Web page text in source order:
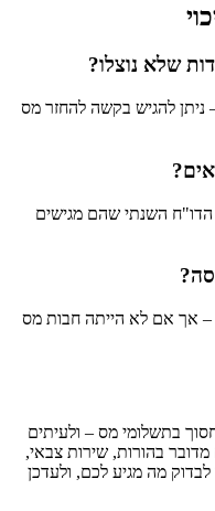
שלא נוצלו?
ניתן להגיש בקשה להחזר מס
השנתי שהם מגישים
– אך אם לא הייתה חבות מס
בתשלומי מס – ולעיתים
בהורות, שירות צבאי,
מה מגיע לכם, ולעדכן